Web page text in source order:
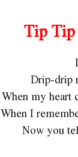
Tip Tip
Drip-drip
When my heart
When I
Now you